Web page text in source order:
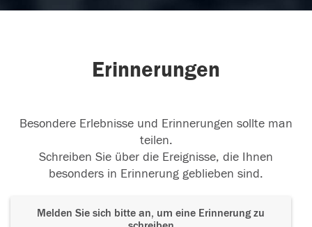
Erinnerungen
Besondere Erlebnisse und Erinnerungen sollte man
teilen.
Schreiben Sie über die Ereignisse, die Ihnen
besonders in Erinnerung geblieben sind.
Melden Sie sich bitte an, um eine Erinnerung zu